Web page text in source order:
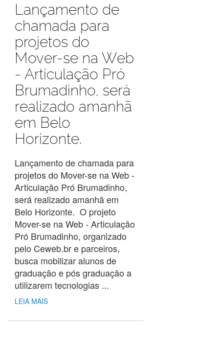
Lançamento de
chamada para
projetos do
Mover-se na Web
- Articulação Pró
Brumadinho, será
realizado amanhã
em Belo
Horizonte.
Lançamento de chamada para
projetos do Mover-se na Web -
Articulação Pró Brumadinho,
será realizado amanhã em
Belo Horizonte. O projeto
Mover-se na Web - Articulação
Pró Brumadinho, organizado
pelo Ceweb.br e parceiros,
busca mobilizar alunos de
graduação e pós graduação a
utilizarem tecnologias ...
LEIA MAIS